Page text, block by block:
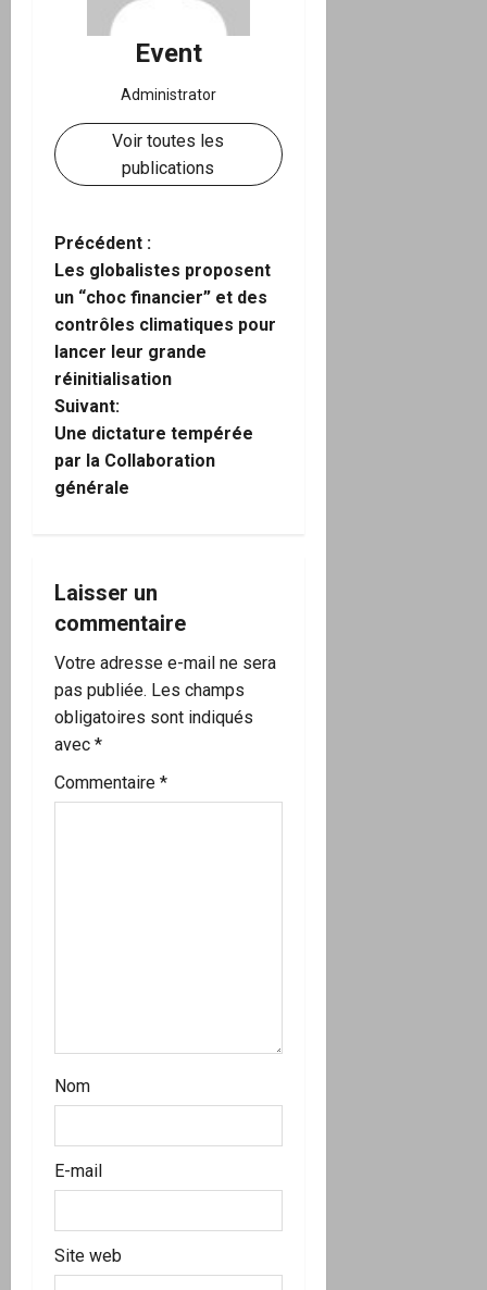
Event
Administrator
Voir toutes les
publications
N
a
v
i
g
a
o
n
d
’
a
e
Précédent :
Les globalistes proposent
un “choc financier” et des
contrôles climatiques pour
lancer leur grande
réinitialisation
Suivant:
Une dictature tempérée
par la Collaboration
générale
Laisser un
commentaire
Votre adresse e-mail ne sera
pas publiée. Les champs
obligatoires sont indiqués
avec *
Commentaire *
Nom
E-mail
Site web